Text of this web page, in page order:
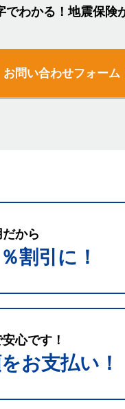
でわかる！地震保険
お問い合わせフォーム
から
割引に！
心です！
お支払い！